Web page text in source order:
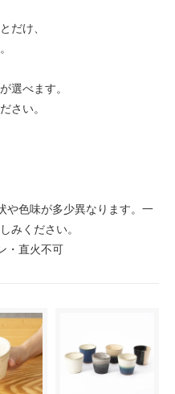
だけ、
選べます。
さい。
や色味が多少異なります。一
みください。
・直火不可